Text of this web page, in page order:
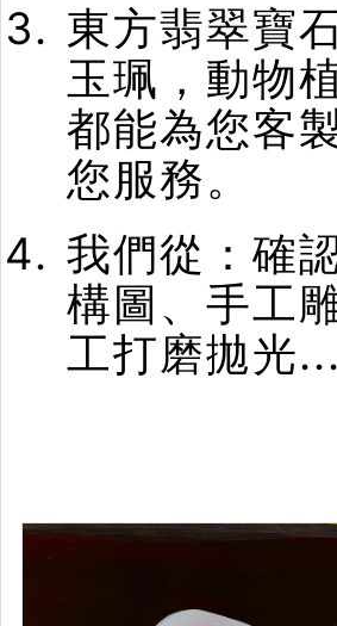
東方翡翠寶
玉珮，動物
都能為您客
您服務。
我們從：確
構圖、手工
工打磨拋光